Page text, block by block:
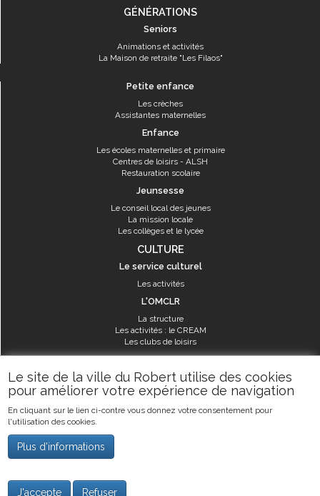
Le site de la ville du Robert utilise des cookies
pour améliorer votre expérience de navigation
En cliquant sur le lien ci-contre vous donnez votre consentement pour
l'utilisation des cookies.
Plus d'informations
J'accepte Refuser
GÉNÉRATIONS
Seniors
Animations et activités
La Maison de retraite "Les Filaos"
Petite enfance
Les crèches
Assistantes maternelles
Enfance
Les écoles maternelles et primaire
Centres de loisirs - ALSH
Restauration scolaire
Jeunsesse
Le conseil local des jeunes
La mission locale
Les collèges et le lycée
CULTURE
Le service culturel
Les activités
L'OMCLR
La structure
Les activités : le CREAM
Les clubs de loisirs
SPORT
Les équipements sportifs
Les aménagements municipaux
Les activités
©2019Ville du Robert